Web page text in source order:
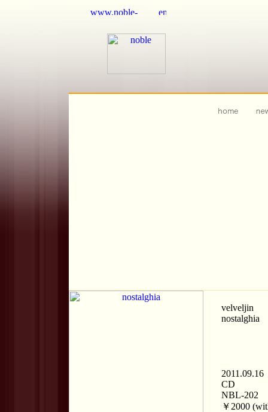
velveljin
nostalghia
2011.09.16
CD
NBL-202
￥2000